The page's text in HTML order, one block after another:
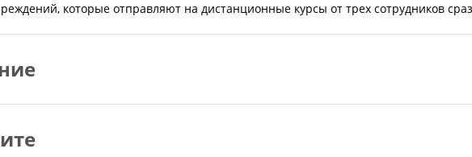
которые отправляют на дистанционные курсы от трех сотрудников